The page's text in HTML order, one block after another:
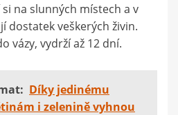
na slunných místech a v
dostatek veškerých živin.
vázy, vydrží až 12 dní.
Díky jedinému
i zelenině vyhnou